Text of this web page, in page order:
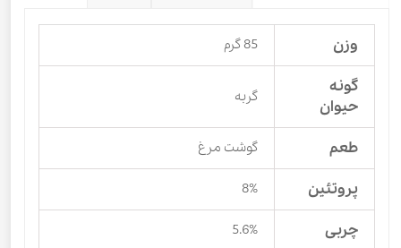
وزن 85 گرم
گونه
حیوان
گربه
طعم گوشت مرغ
پروتئین 8%
چربی 5.6%